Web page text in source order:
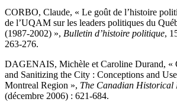
CORBO, Claude, « Le goût de l’histoire
de l’UQAM sur les leaders politiques du
(1987-2002) », Bulletin d’histoire politique,
263-276.
DAGENAIS, Michèle et Caroline Durand, «
and Sanitizing the City : Conceptions and
Montreal Region », The Canadian Historical
(décembre 2006) : 621-684.